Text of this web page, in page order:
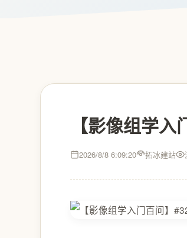
【影像组学
2026/8/8 6:09:20 拓冰建站